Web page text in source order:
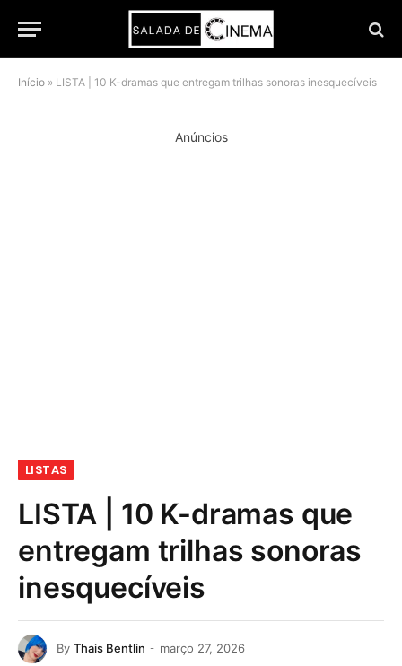
Início » LISTA | 10 K-dramas que entregam trilhas sonoras inesquecíveis
Anúncios
LISTAS
LISTA | 10 K-dramas que
entregam trilhas sonoras
inesquecíveis
By Thais Bentlin
março 27, 2026